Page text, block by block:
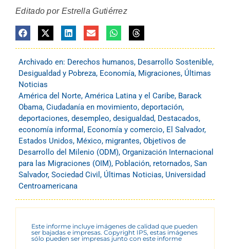
Editado por Estrella Gutiérrez
Archivado en: Derechos humanos, Desarrollo Sostenible,
Desigualdad y Pobreza, Economía, Migraciones, Últimas
Noticias
América del Norte, América Latina y el Caribe, Barack
Obama, Ciudadanía en movimiento, deportación,
deportaciones, desempleo, desigualdad, Destacados,
economía informal , Economía y comercio, El Salvador,
Estados Unidos, México, migrantes, Objetivos de
Desarrollo del Milenio (ODM), Organización Internacional
para las Migraciones (OIM), Población, retornados, San
Salvador, Sociedad Civil , Últimas Noticias, Universidad
Centroamericana
Este informe incluye imágenes de calidad que pueden
ser bajadas e impresas. Copyright IPS, estas imágenes
sólo pueden ser impresas junto con este informe